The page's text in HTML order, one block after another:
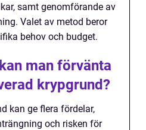
samt genomförande av
Valet av metod beror
behov och budget.
man förvänta
krypgrund?
kan ge flera fördelar,
och risken för